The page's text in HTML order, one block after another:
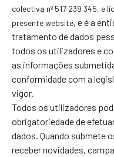
colectiva nº 517 239 345, e
presente website, e é a
tratamento de dados
todos os utilizadores e
as informações
conformidade com a
vigor.
Todos os utilizadores
obrigatoriedade de
dados. Quando submete
receber novidades,